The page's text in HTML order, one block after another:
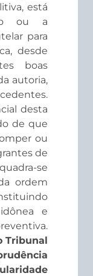
está
ou a
para
desde
boas
autoria,
desta
de que
ou
de
se
ordem
e
Tribunal